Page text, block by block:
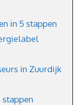
in 5 stappen
in Zuurdijk